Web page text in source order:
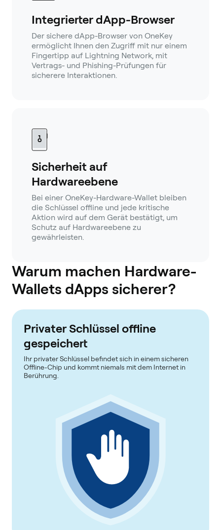
Integrierter dApp-Browser
Der sichere dApp-Browser von OneKey
ermöglicht Ihnen den Zugriff mit nur einem
Fingertipp auf Lightning Network, mit
Vertrags- und Phishing-Prüfungen für
sicherere Interaktionen.
Sicherheit auf
Hardwareebene
Bei einer OneKey-Hardware-Wallet bleiben
die Schlüssel offline und jede kritische
Aktion wird auf dem Gerät bestätigt, um
Schutz auf Hardwareebene zu
gewährleisten.
Warum machen Hardware-
Wallets dApps sicherer?
Privater Schlüssel offline
gespeichert
Ihr privater Schlüssel befindet sich in einem sicheren
Offline-Chip und kommt niemals mit dem Internet in
Berührung.